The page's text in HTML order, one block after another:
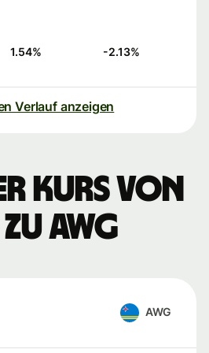
1.54% -2.13%
Verlauf anzeigen
Kurs von
zu AWG
AWG